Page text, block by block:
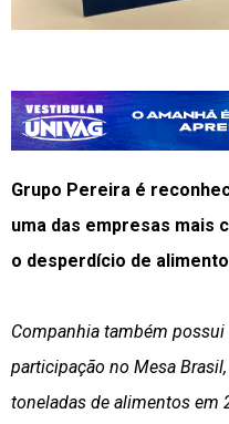
Grupo Pereira é
uma das empresas mais
o desperdício de
Companhia também
participação no Mesa
toneladas de alimentos em